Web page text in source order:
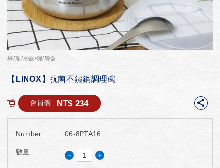
杯/瓶/水壺/碗/餐盒
【LINOX】抗菌不鏽鋼調理碗
會員價 NT$ 234
Number 06-8PTA16
數量 － ＋